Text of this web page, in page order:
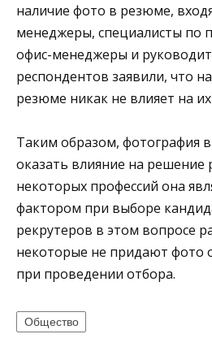
наличие фото в резюме,
менеджеры, специалисты по
офис-менеджеры и
респондентов заявили, что
резюме никак не влияет на
Таким образом, фотография
оказать влияние на решение
некоторых профессий она
фактором при выборе
рекрутеров в этом вопросе
некоторые не придают фото
при проведении отбора.
Общество